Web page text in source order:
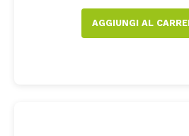
AGGIUNGI AL